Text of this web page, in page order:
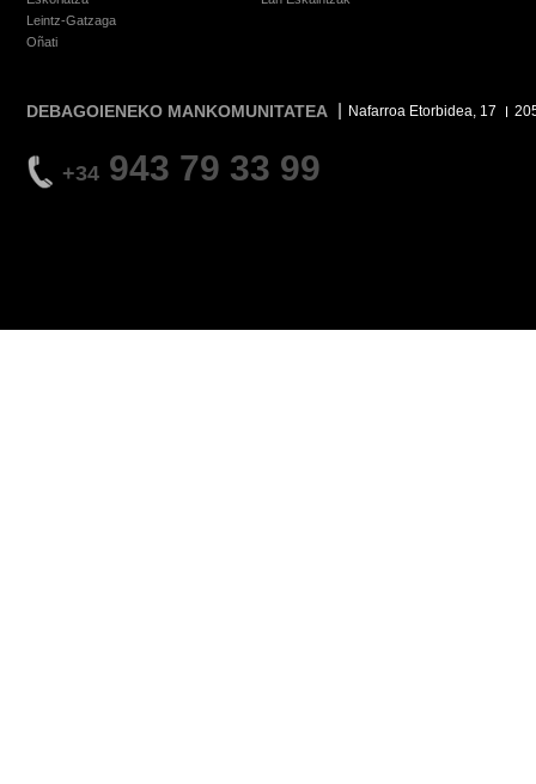
Leintz-Gatzaga
Oñati
DEBAGOIENEKO MANKOMUNITATEA Nafarroa Etorbidea, 17
+34 943 79 33 99